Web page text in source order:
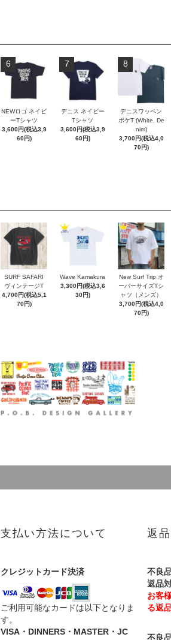
6
NEWロゴ ネイビ
ーTシャツ
3,600円(税込3,9
60円)
7
デニス ネイビー
Tシャツ
3,600円(税込3,9
60円)
8
デニスワッペン
ポケT (White, De
nim)
3,700円(税込4,0
70円)
SURF SAFARI
ヴィンテージT
4,700円(税込5,1
70円)
Wave Kamakura
3,300円(税込3,6
30円)
New Surf Trip オ
ーバーサイズTシ
ャツ（メンズ）
3,700円(税込4,0
70円)
支払い方法について
クレジットカード決済
ご利用可能なカードは以下となりま
す。
VISA・DINNERS・MASTER・JC
返
不良
返品
お客
る返
不良